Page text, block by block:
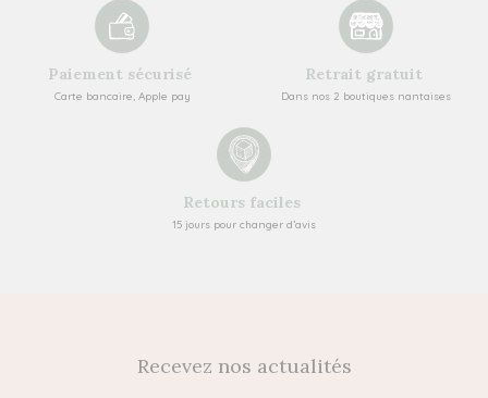
Paiement sécurisé
Carte bancaire, Apple pay
Retrait gratuit
Dans nos 2 boutiques nantaises
Retours faciles
15 jours pour changer d’avis
Recevez nos actualités